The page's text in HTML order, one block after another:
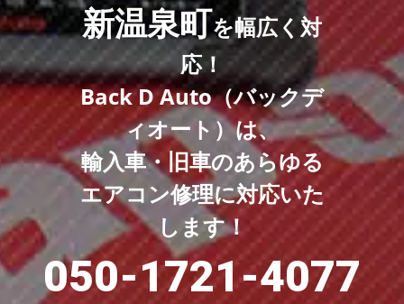
新温泉町を幅広く対
応！
Back D Auto（バックデ
ィオート）は、
輸入車・旧車のあらゆる
エアコン修理に対応いた
します！
050-1721-4077